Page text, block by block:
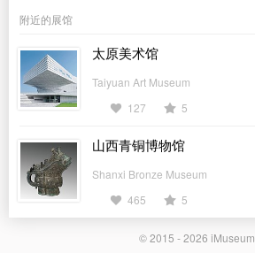
附近的展馆
太原美术馆
Taiyuan Art Museum
127
5
山西青铜博物馆
Shanxi Bronze Museum
465
5
© 2015 - 2026 iMuseum